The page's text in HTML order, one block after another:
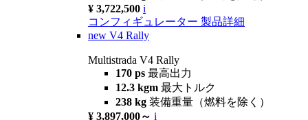
¥ 3,722,500 i
コンフィギュレーター 製品詳細
new V4 Rally
Multistrada V4 Rally
170 ps 最高出力
12.3 kgm 最大トルク
238 kg 装備重量（燃料を除く）
¥ 3,897,000～ i